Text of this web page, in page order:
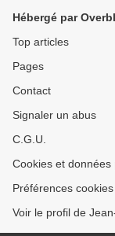
Hébergé par
Top articles
Pages
Contact
Signaler un abus
C.G.U.
Cookies et données
Préférences cookies
Voir le profil de